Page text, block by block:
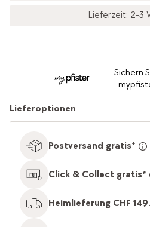
Lieferzeit: 2-3
Sichern
Lieferoptionen
Postversand gratis*
Click & Collect gratis*
Heimlieferung CHF